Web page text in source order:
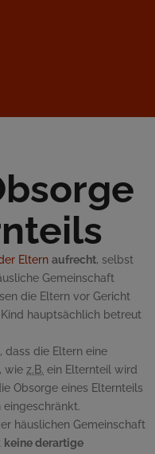
Eltern aufrecht, selbst
Gemeinschaft
die Eltern vor Gericht
hauptsächlich betreut
dass die Eltern eine
wie z.B. ein Elternteil wird
Obsorge eines Elternteils
häuslichen Gemeinschaft
keine derartige